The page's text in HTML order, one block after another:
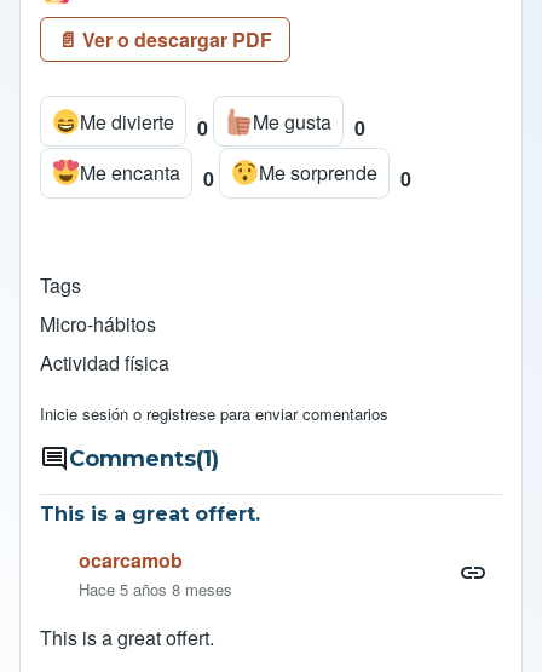
c
e
b
o
o
k
a
t
s
A
p
p
a
i
l
p
y
L
i
k
📄 Ver o descargar PDF
Me divierte 0 Me gusta
0
Me encanta
0 Me sorprende 0
Tags
Micro-hábitos
Actividad física
Inicie sesión o registrese para enviar comentarios
Comments(1)
This is a great offert.
ocarcamob
Hace 5 años 8 meses
This is a great offert.